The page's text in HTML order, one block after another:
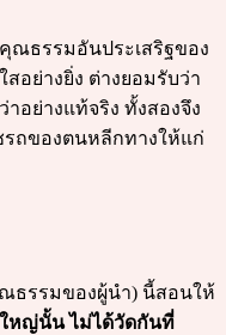
ณธรรมอันประเสริฐของ
อย่างยิ่ง ต่างยอมรับว่า
อย่างแท้จริง ทั้งสองจึง
รถของตนหลีกทางให้แก่
ธรรมของผู้นำ) นี้สอนให้
หญ่นั้น ไม่ได้วัดกันที่